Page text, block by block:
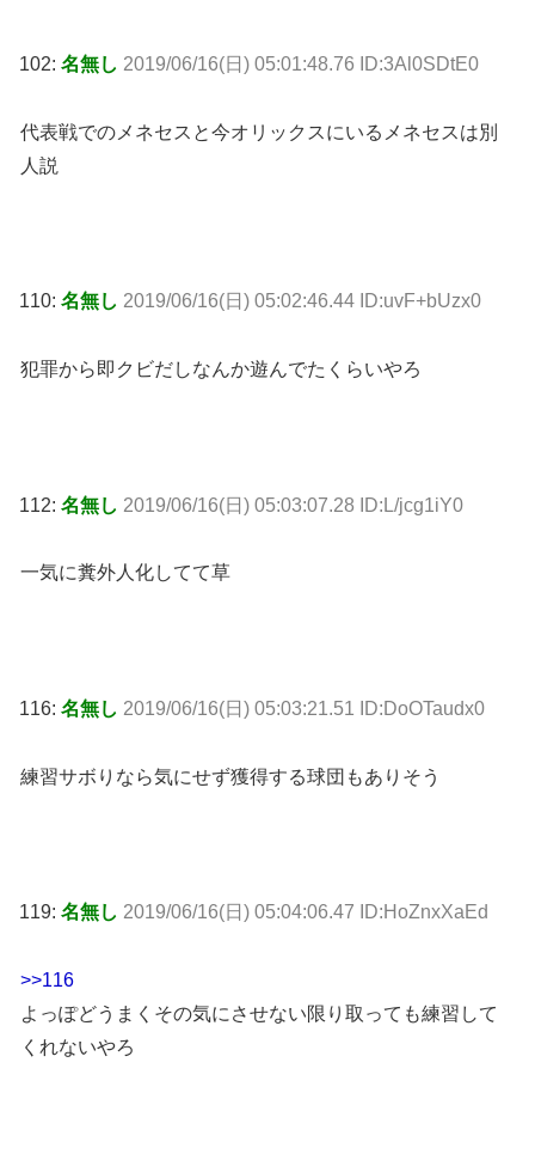
102: 名無し 2019/06/16(日) 05:01:48.76 ID:3Al0SDtE0
代表戦でのメネセスと今オリックスにいるメネセスは別
人説
110: 名無し 2019/06/16(日) 05:02:46.44 ID:uvF+bUzx0
犯罪から即クビだしなんか遊んでたくらいやろ
112: 名無し 2019/06/16(日) 05:03:07.28 ID:L/jcg1iY0
一気に糞外人化してて草
116: 名無し 2019/06/16(日) 05:03:21.51 ID:DoOTaudx0
練習サボりなら気にせず獲得する球団もありそう
119: 名無し 2019/06/16(日) 05:04:06.47 ID:HoZnxXaEd
>>116
よっぽどうまくその気にさせない限り取っても練習して
くれないやろ